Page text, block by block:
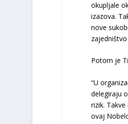
okupljale
izazova.
nove
Potom je
“U
delegiraju
rizik.
ovaj